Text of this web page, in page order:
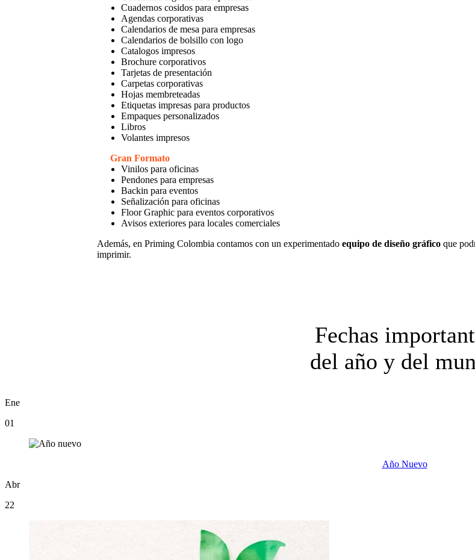
Cuadernos cosidos para empresas
Agendas corporativas
Calendarios de mesa para empresas
Calendarios de bolsillo con logo
Catalogos impresos
Brochure corporativos
Tarjetas de presentación
Carpetas corporativas
Hojas membreteadas
Etiquetas impresas para productos
Empaques personalizados
Libros
Volantes impresos
Gran Formato
Vinilos para oficinas
Pendones para empresas
Backin para eventos
Señalización para oficinas
Floor Graphic para eventos corporativos
Avisos exteriores para locales comerciales
Además, en Priming Colombia contamos con un experimentado equipo de diseño gráficoque
imprimir.
Fechas
del año y del
Ene
01
Año Nuevo
Abr
22